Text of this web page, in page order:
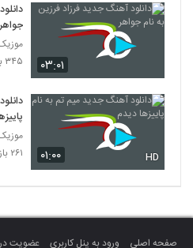
دانلود
ایتیرمیشم
۲۴۰ بازدید
5732
۲۱۱ بازدید
دانلود
۲۳۱ بازدید
5734
موزیک
۰۳:۰۱
۳۴۵ بازدید
۰۱:۰۰ HD
۲۶۱ بازدید
صفحه اصلی ورود به پنل کاربری عضویت